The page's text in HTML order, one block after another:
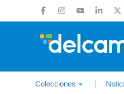
Colecciones